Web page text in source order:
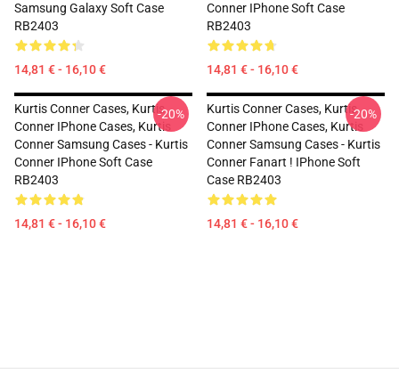
Samsung Galaxy Soft Case
RB2403
14,81 € - 16,10 €
Conner IPhone Soft Case
RB2403
14,81 € - 16,10 €
Kurtis Conner Cases, Kurtis
Conner IPhone Cases, Kurtis
Conner Samsung Cases - Kurtis
Conner IPhone Soft Case
RB2403
14,81 € - 16,10 €
-20%
Kurtis Conner Cases, Kurtis
Conner IPhone Cases, Kurtis
Conner Samsung Cases - Kurtis
Conner Fanart ! IPhone Soft
Case RB2403
14,81 € - 16,10 €
-20%